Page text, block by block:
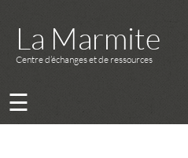
La Marmite
Centre d’échanges et de ressources
☰